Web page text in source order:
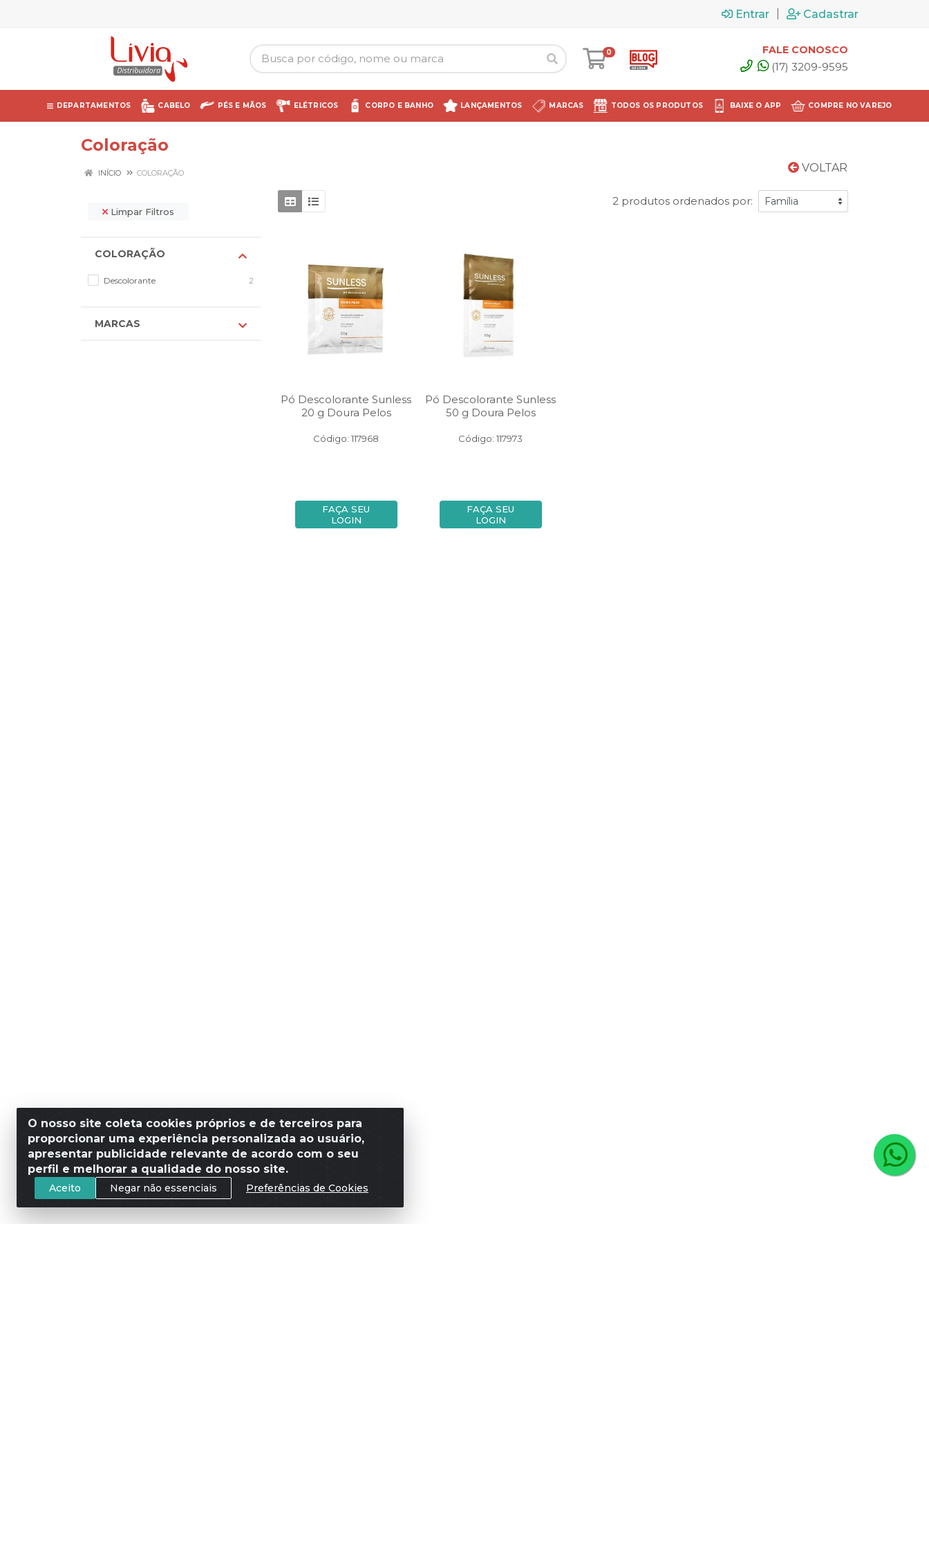
Entrar Cadastrar
0 FALE CONOSCO
(17) 3209-9595
DEPARTAMENTOS CABELO PÉS E MÃOS ELÉTRICOS CORPO E BANHO LANÇAMENTOS MARCAS TODOS OS PRODUTOS BAIXE O APP COMPRE NO VAREJO
Coloração
VOLTAR
INÍCIO COLORAÇÃO
Limpar Filtros
COLORAÇÃO
Descolorante 2
MARCAS
2 produtos ordenados por:
Pó Descolorante Sunless
20 g Doura Pelos
Código: 117968
FAÇA SEU
LOGIN
Pó Descolorante Sunless
50 g Doura Pelos
Código: 117973
FAÇA SEU
LOGIN
O nosso site coleta cookies próprios e de terceiros para
proporcionar uma experiência personalizada ao usuário,
apresentar publicidade relevante de acordo com o seu
perfil e melhorar a qualidade do nosso site.
Aceito Negar não essenciais Preferências de Cookies